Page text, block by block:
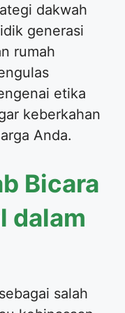
dakwah
generasi
rumah
etika
keberkahan
Anda.
Bicara
dalam
salah